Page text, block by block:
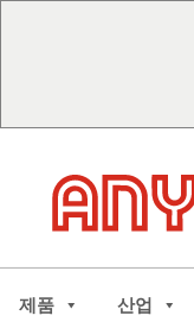
제품 산업